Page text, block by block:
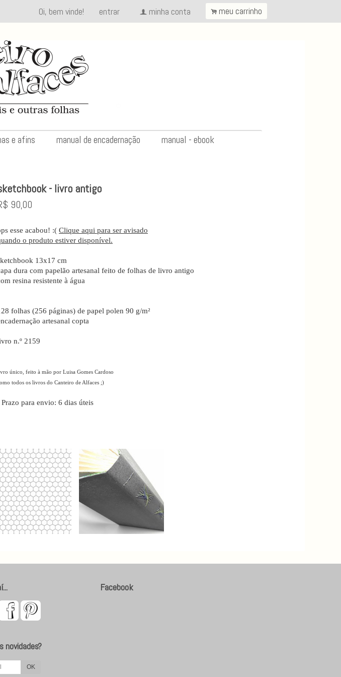
Oi, bem vinde! entrar f minha conta . meu carrinho
e afins manual de encadernação manual - ebook
- livro antigo
90,00
esse acabou! :( Clique aqui para ser avisado
o produto estiver disponível.
13x17 cm
dura com papelão artesanal feito de folhas de livro antigo
resina resistente à água
folhas (256 páginas) de papel polen 90 g/m²
artesanal copta
n.º 2159
único, feito à mão por Luisa Gomes Cardoso
todos os livros do Canteiro de Alfaces ;)
Prazo para envio: 6 dias úteis
novidades?
Facebook